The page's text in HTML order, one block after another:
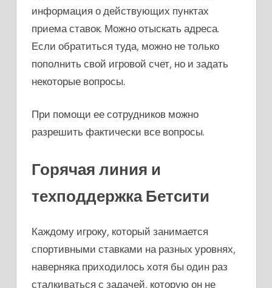
информация о действующих пунктах
приема ставок. Можно отыскать адреса.
Если обратиться туда, можно не только
пополнить свой игровой счет, но и задать
некоторые вопросы.
При помощи ее сотрудников можно
разрешить фактически все вопросы.
Горячая линия и
техподдержка Бетсити
Каждому игроку, который занимается
спортивными ставками на разных уровнях,
наверняка приходилось хотя бы один раз
сталкиваться с задачей, которую он не